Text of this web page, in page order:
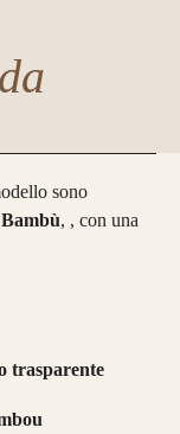
sono
Bambù, , con una
trasparente